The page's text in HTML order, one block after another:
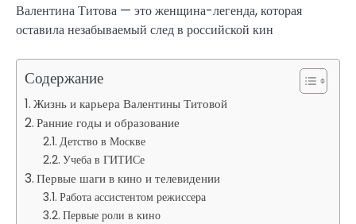
Валентина Титова — это женщина-легенда, которая
оставила незабываемый след в российской кин
Содержание
Жизнь и карьера Валентины Титовой
Ранние годы и образование
Детство в Москве
Учеба в ГИТИСе
Первые шаги в кино и телевидении
Работа ассистентом режиссера
Первые роли в кино